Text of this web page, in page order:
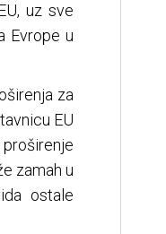
uz sve
Evrope u
za
EU
zamah u
ostale